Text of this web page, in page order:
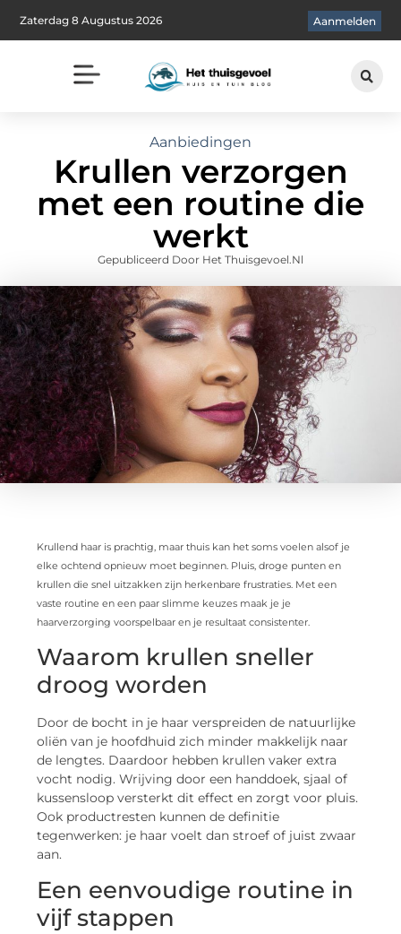
Zaterdag 8 Augustus 2026 Aanmelden
Aanbiedingen
Krullen verzorgen
met een routine die
werkt
Gepubliceerd Door Het Thuisgevoel.nl
Krullend haar is prachtig, maar thuis kan het soms voelen alsof je
elke ochtend opnieuw moet beginnen. Pluis, droge punten en
krullen die snel uitzakken zijn herkenbare frustraties. Met een
vaste routine en een paar slimme keuzes maak je je
haarverzorging voorspelbaar en je resultaat consistenter.
Waarom krullen sneller
droog worden
Door de bocht in je haar verspreiden de natuurlijke
oliën van je hoofdhuid zich minder makkelijk naar
de lengtes. Daardoor hebben krullen vaker extra
vocht nodig. Wrijving door een handdoek, sjaal of
kussensloop versterkt dit effect en zorgt voor pluis.
Ook productresten kunnen de definitie
tegenwerken: je haar voelt dan stroef of juist zwaar
aan.
Een eenvoudige routine in
vijf stappen